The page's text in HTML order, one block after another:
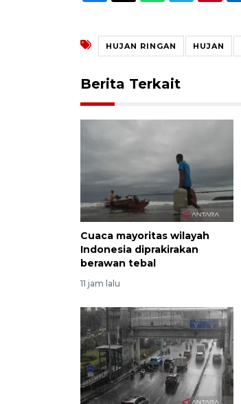
HUJAN RINGAN HUJAN
Berita Terkait
Cuaca mayoritas wilayah
Indonesia diprakirakan
berawan tebal
11 jam lalu